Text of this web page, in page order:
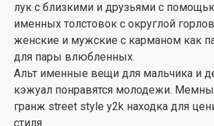
лук с близкими и друзьями с
именных толстовок с округлой
женские и мужские с карманом как
для пары влюбленных.
Альт именные вещи для мальчика и
кэжуал понравятся молодежи.
гранж street style y2k находка для
стиля.